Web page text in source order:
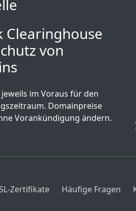
Clearinghouse
von
im Voraus für den
Domainpreise
Vorankündigung ändern.
Zertifikate
Häufige Fragen